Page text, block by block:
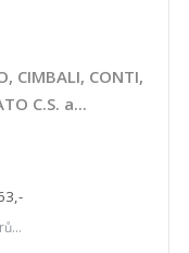
CIMBALI, CONTI,
C.S. a...
,-